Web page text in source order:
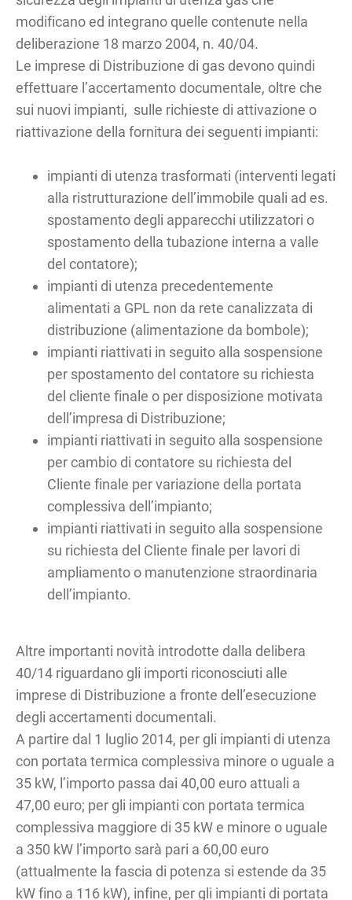
modificano ed integrano quelle contenute nella
deliberazione 18 marzo 2004, n. 40/04.
Le imprese di Distribuzione di gas devono quindi
effettuare l’accertamento documentale, oltre che
sui nuovi impianti, sulle richieste di attivazione o
riattivazione della fornitura dei seguenti impianti:
impianti di utenza trasformati (interventi legati
alla ristrutturazione dell’immobile quali ad es.
spostamento degli apparecchi utilizzatori o
spostamento della tubazione interna a valle
del contatore);
impianti di utenza precedentemente
alimentati a GPL non da rete canalizzata di
distribuzione (alimentazione da bombole);
impianti riattivati in seguito alla sospensione
per spostamento del contatore su richiesta
del cliente finale o per disposizione motivata
dell’impresa di Distribuzione;
impianti riattivati in seguito alla sospensione
per cambio di contatore su richiesta del
Cliente finale per variazione della portata
complessiva dell’impianto;
impianti riattivati in seguito alla sospensione
su richiesta del Cliente finale per lavori di
ampliamento o manutenzione straordinaria
dell’impianto.
Altre importanti novità introdotte dalla delibera
40/14 riguardano gli importi riconosciuti alle
imprese di Distribuzione a fronte dell’esecuzione
degli accertamenti documentali.
A partire dal 1 luglio 2014, per gli impianti di utenza
con portata termica complessiva minore o uguale a
35 kW, l’importo passa dai 40,00 euro attuali a
47,00 euro; per gli impianti con portata termica
complessiva maggiore di 35 kW e minore o uguale
a 350 kW l’importo sarà pari a 60,00 euro
(attualmente la fascia di potenza si estende da 35
kW fino a 116 kW), infine, per gli impianti di portata